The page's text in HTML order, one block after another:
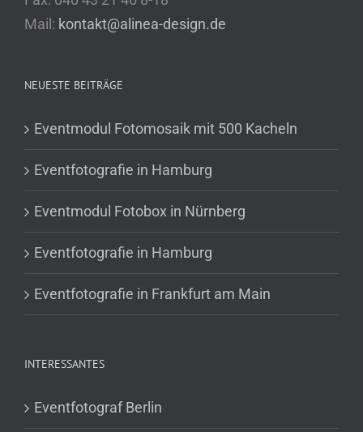
Mail: kontakt@alinea-design.de
NEUESTE BEITRÄGE
Eventmodul Fotomosaik mit 500 Kacheln
Eventfotografie in Hamburg
Eventmodul Fotobox in Nürnberg
Eventfotografie in Hamburg
Eventfotografie in Frankfurt am Main
INTERESSANTES
Eventfotograf Berlin